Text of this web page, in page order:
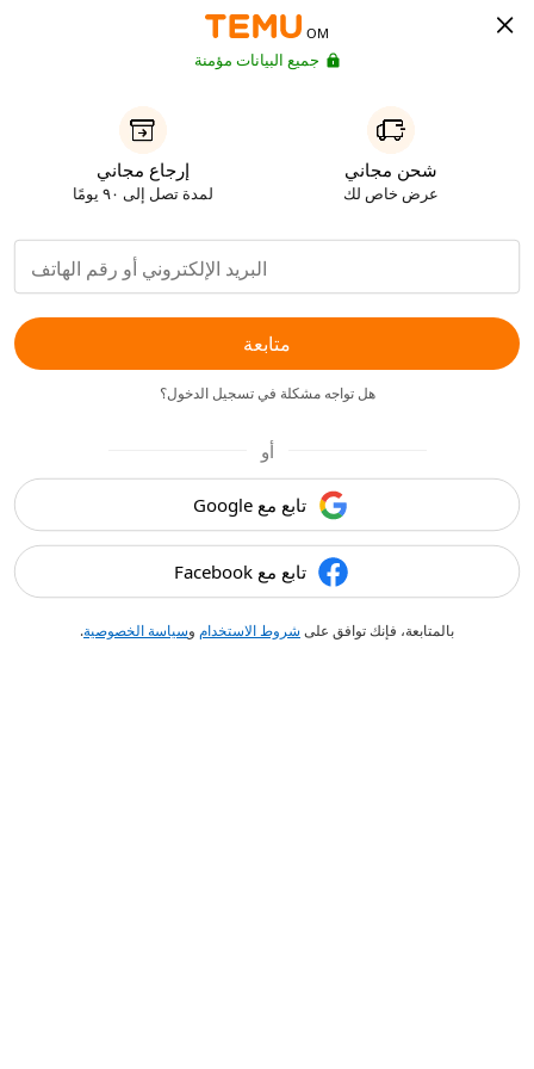
OM
جميع البيانات مؤمنة
شحن مجاني
عرض خاص لك
إرجاع مجاني
لمدة تصل إلى ٩٠ يومًا
متابعة
هل تواجه مشكلة في تسجيل الدخول؟
أو
تابع مع Google
تابع مع Facebook
بالمتابعة، فإنك توافق على شروط الاستخدام وسياسة الخصوصية.